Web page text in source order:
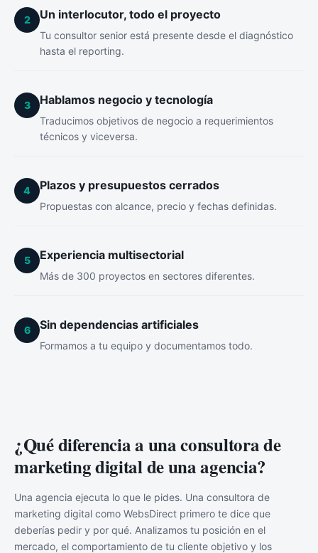
2 Un interlocutor, todo el proyecto
Tu consultor senior está presente desde el diagnóstico
hasta el reporting.
3 Hablamos negocio y tecnología
Traducimos objetivos de negocio a requerimientos
técnicos y viceversa.
4 Plazos y presupuestos cerrados
Propuestas con alcance, precio y fechas definidas.
5 Experiencia multisectorial
Más de 300 proyectos en sectores diferentes.
6 Sin dependencias artificiales
Formamos a tu equipo y documentamos todo.
¿Qué diferencia a una consultora de
marketing digital de una agencia?
Una agencia ejecuta lo que le pides. Una consultora de
marketing digital como WebsDirect primero te dice que
deberías pedir y por qué. Analizamos tu posición en el
mercado, el comportamiento de tu cliente objetivo y los